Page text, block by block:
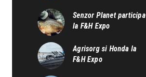
Senzor Planet participa
la F&H Expo
Agrisorg si Honda la
F&H Expo